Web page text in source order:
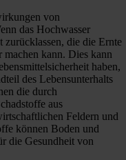
von
das Hochwasser
zurücklassen, die die Ernte
kann. Dies kann
haben,
des Lebensunterhalts
die durch
aus
Feldern und
können Boden und
die Gesundheit von